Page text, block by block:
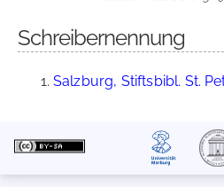
Schreibernennung
Salzburg, Stiftsbibl. St.